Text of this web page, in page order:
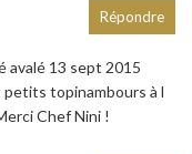
avalé 13 sept 2015
topinambours à l
Chef Nini !
Répondre